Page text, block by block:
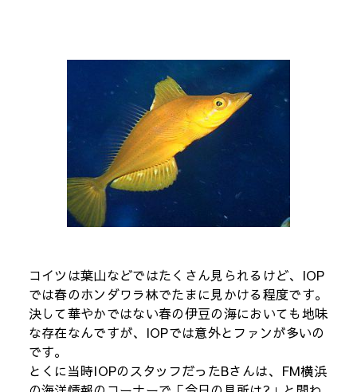
コイツは葉山などではたくさん見られるけど、IOP
では春のホンダワラ林でたまに見かける程度です。
決して華やかではない春の伊豆の海においても地味
な存在なんですが、IOPでは意外とファンが多いの
です。
とくに当時IOPのスタッフだったBさんは、FM横浜